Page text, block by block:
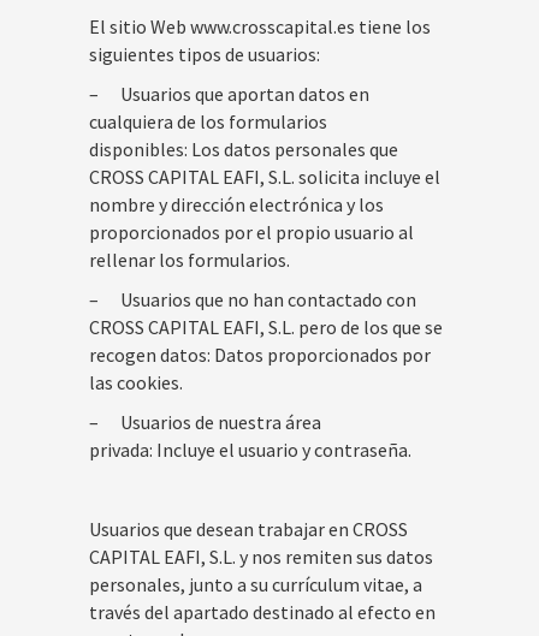
El sitio Web www.crosscapital.es tiene los
siguientes tipos de usuarios:
– Usuarios que aportan datos en
cualquiera de los formularios
disponibles: Los datos personales que
CROSS CAPITAL EAFI, S.L. solicita incluye el
nombre y dirección electrónica y los
proporcionados por el propio usuario al
rellenar los formularios.
– Usuarios que no han contactado con
CROSS CAPITAL EAFI, S.L. pero de los que se
recogen datos: Datos proporcionados por
las cookies.
– Usuarios de nuestra área
privada: Incluye el usuario y contraseña.
Usuarios que desean trabajar en CROSS
CAPITAL EAFI, S.L. y nos remiten sus datos
personales, junto a su currículum vitae, a
través del apartado destinado al efecto en